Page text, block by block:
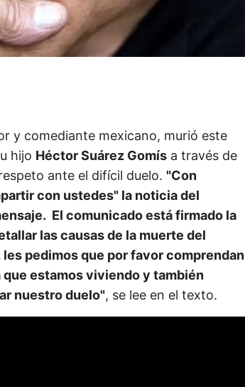
y comediante mexicano, murió este
hijo Héctor Suárez Gomís a través de
ante el difícil duelo. "Con
con ustedes" la noticia del
El comunicado está firmado la
las causas de la muerte del
pedimos que por favor comprendan
estamos viviendo y también
nuestro duelo", se lee en el texto.